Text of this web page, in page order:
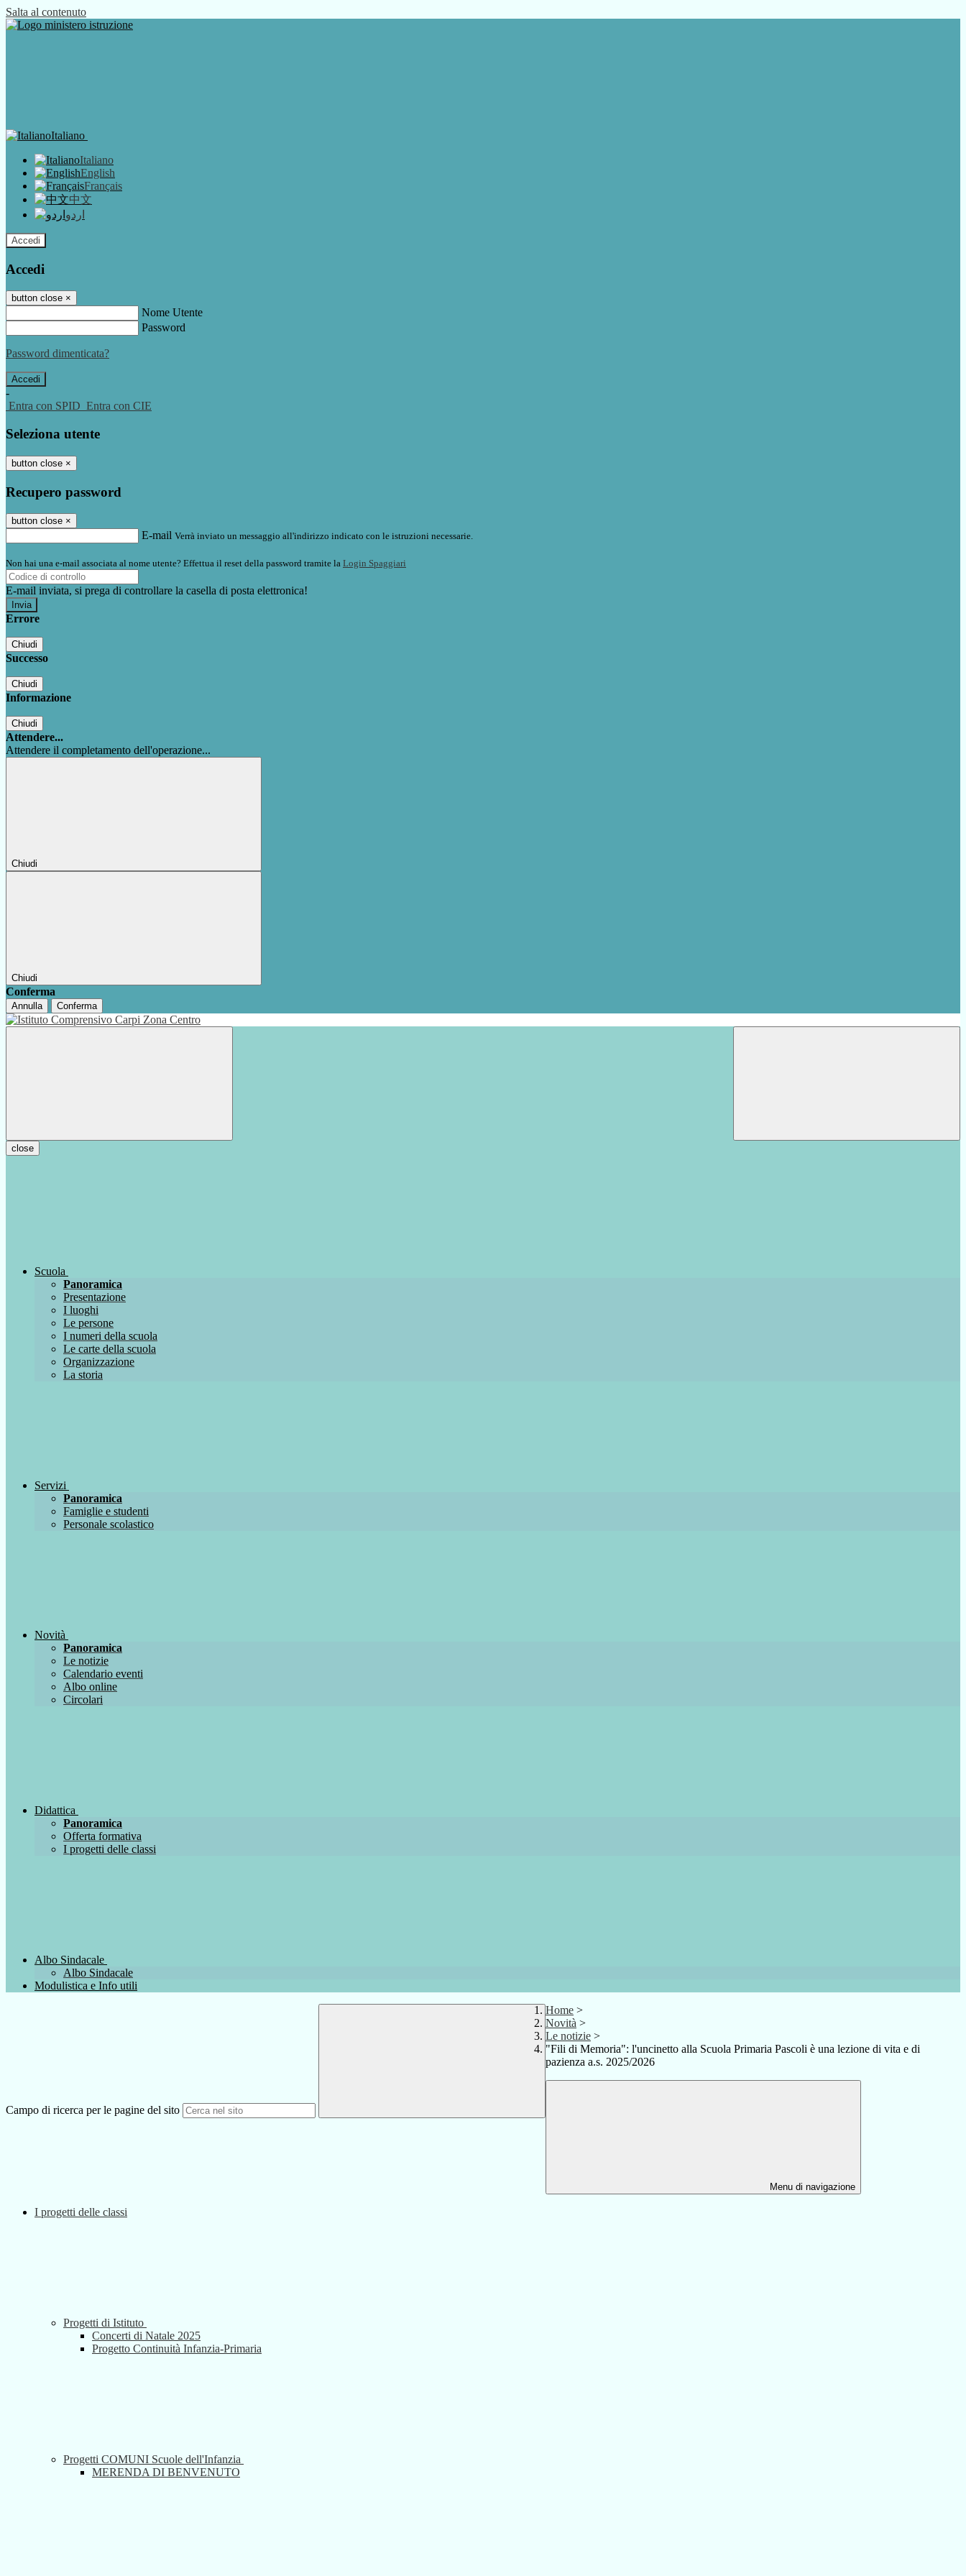
Salta al contenuto
Italiano
Italiano
English
Français
中文
اردو
Accedi
Accedi
button close ×
Nome Utente
Password
Password dimenticata?
-
Entra con SPID Entra con CIE
Seleziona utente
button close ×
Recupero password
button close ×
E-mail Verrà inviato un messaggio all'indirizzo indicato con le istruzioni necessarie.
Non hai una e-mail associata al nome utente? Effettua il reset della password tramite la Login Spaggiari
E-mail inviata, si prega di controllare la casella di posta elettronica!
Errore
Chiudi
Successo
Chiudi
Informazione
Chiudi
Attendere...
Attendere il completamento dell'operazione...
Chiudi
Chiudi
Conferma
Annulla Conferma
close
Scuola
Panoramica
Presentazione
I luoghi
Le persone
I numeri della scuola
Le carte della scuola
Organizzazione
La storia
Servizi
Panoramica
Famiglie e studenti
Personale scolastico
Novità
Panoramica
Le notizie
Calendario eventi
Albo online
Circolari
Didattica
Panoramica
Offerta formativa
I progetti delle classi
Albo Sindacale
Albo Sindacale
Modulistica e Info utili
Campo di ricerca per le pagine del sito
Home >
Novità >
Le notizie >
"Fili di Memoria": l'uncinetto alla Scuola Primaria Pascoli è una lezione di vita e di
pazienza a.s. 2025/2026
Menu di navigazione
I progetti delle classi
Progetti di Istituto
Concerti di Natale 2025
Progetto Continuità Infanzia-Primaria
Progetti COMUNI Scuole dell'Infanzia
MERENDA DI BENVENUTO